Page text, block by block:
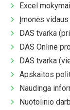
Excel mokymai
Įmonės
DAS tvarka
DAS Online
DAS tvarka
Apskaitos
Naudinga
Nuotolinio